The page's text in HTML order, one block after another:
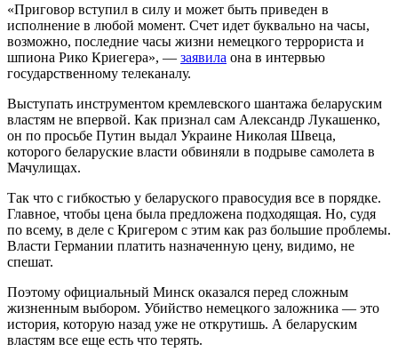
«Приговор вступил в силу и может быть приведен в
исполнение в любой момент. Счет идет буквально на часы,
возможно, последние часы жизни немецкого террориста и
шпиона Рико Криегера», — заявила она в интервью
государственному телеканалу.
Выступать инструментом кремлевского шантажа беларуским
властям не впервой. Как признал сам Александр Лукашенко,
он по просьбе Путин выдал Украине Николая Швеца,
которого беларуские власти обвиняли в подрыве самолета в
Мачулищах.
Так что с гибкостью у беларуского правосудия все в порядке.
Главное, чтобы цена была предложена подходящая. Но, судя
по всему, в деле с Кригером с этим как раз большие проблемы.
Власти Германии платить назначенную цену, видимо, не
спешат.
Поэтому официальный Минск оказался перед сложным
жизненным выбором. Убийство немецкого заложника — это
история, которую назад уже не открутишь. А беларуским
властям все еще есть что терять.